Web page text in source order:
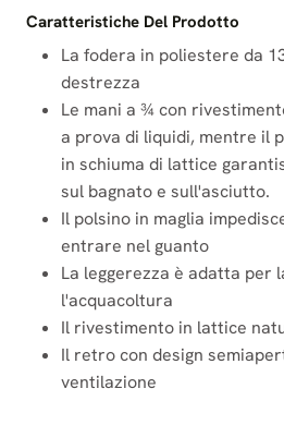
Caratteristiche Del Prodotto
La fodera in poliestere da
destrezza
Le mani a ¾ con
a prova di liquidi, mentre il
in schiuma di lattice
sul bagnato e sull'asciutto.
Il polsino in maglia
entrare nel guanto
La leggerezza è adatta per
l'acquacoltura
Il rivestimento in lattice
Il retro con design
ventilazione